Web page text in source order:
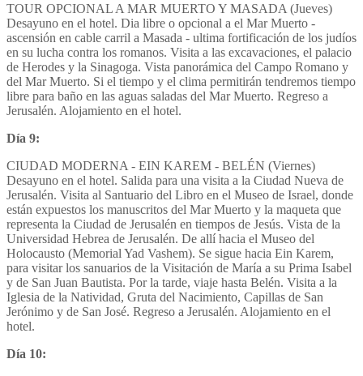
TOUR OPCIONAL A MAR MUERTO Y MASADA (Jueves)
Desayuno en el hotel. Dia libre o opcional a el Mar Muerto -
ascensión en cable carril a Masada - ultima fortificación de los judíos
en su lucha contra los romanos. Visita a las excavaciones, el palacio
de Herodes y la Sinagoga. Vista panorámica del Campo Romano y
del Mar Muerto. Si el tiempo y el clima permitirán tendremos tiempo
libre para baño en las aguas saladas del Mar Muerto. Regreso a
Jerusalén. Alojamiento en el hotel.
Día 9:
CIUDAD MODERNA - EIN KAREM - BELÉN (Viernes)
Desayuno en el hotel. Salida para una visita a la Ciudad Nueva de
Jerusalén. Visita al Santuario del Libro en el Museo de Israel, donde
están expuestos los manuscritos del Mar Muerto y la maqueta que
representa la Ciudad de Jerusalén en tiempos de Jesús. Vista de la
Universidad Hebrea de Jerusalén. De allí hacia el Museo del
Holocausto (Memorial Yad Vashem). Se sigue hacia Ein Karem,
para visitar los sanuarios de la Visitación de María a su Prima Isabel
y de San Juan Bautista. Por la tarde, viaje hasta Belén. Visita a la
Iglesia de la Natividad, Gruta del Nacimiento, Capillas de San
Jerónimo y de San José. Regreso a Jerusalén. Alojamiento en el
hotel.
Día 10: